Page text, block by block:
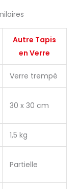
Autre Tapis
en Verre
Verre trempé
30 x 30 cm
1,5 kg
Partielle